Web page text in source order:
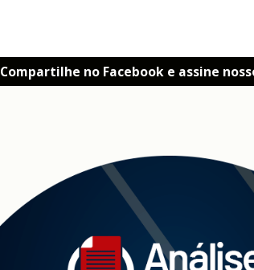
Compartilhe no Facebook e assine